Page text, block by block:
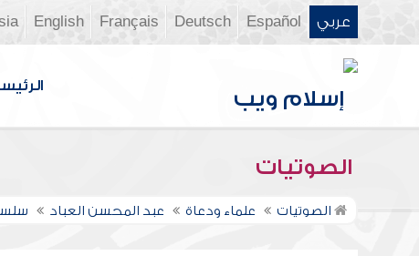
عربي Español
Deutsch
Français
English
الصوتيات
الصوتيات علماء ودعاة عبد المحسن العباد